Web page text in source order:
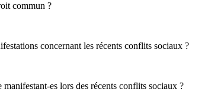
commun ?
concernant les récents conflits sociaux ?
es lors des récents conflits sociaux ?